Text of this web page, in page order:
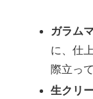
ガラム
に、仕
際立っ
生クリ